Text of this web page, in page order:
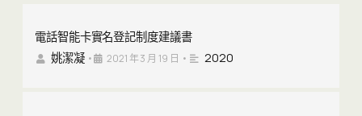
電話智能卡實名登記制度建議書
姚潔凝 • 2021 年 3 月 19 日 • 2020